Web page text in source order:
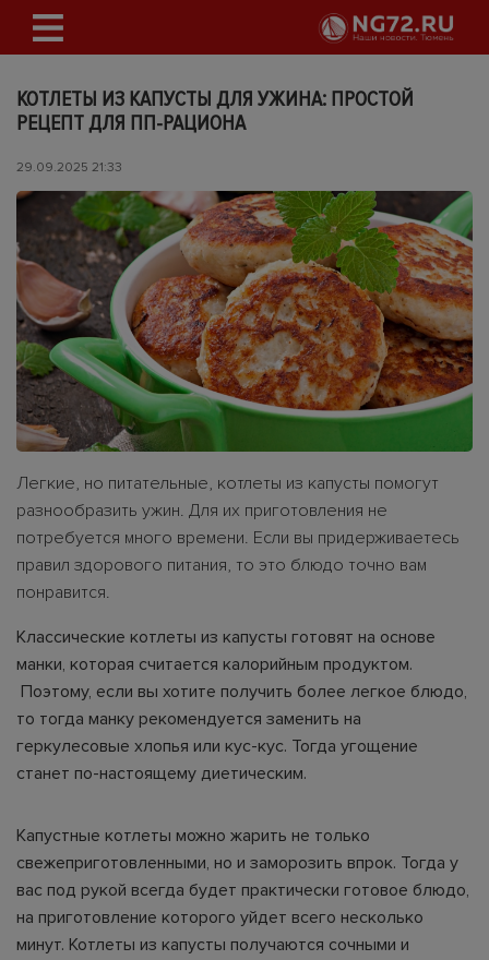
КОТЛЕТЫ ИЗ КАПУСТЫ ДЛЯ УЖИНА: ПРОСТОЙ
РЕЦЕПТ ДЛЯ ПП-РАЦИОНА
29.09.2025 21:33
Легкие, но питательные, котлеты из капусты помогут
разнообразить ужин. Для их приготовления не
потребуется много времени. Если вы придерживаетесь
правил здорового питания, то это блюдо точно вам
понравится.
Классические котлеты из капусты готовят на основе
манки, которая считается калорийным продуктом.
Поэтому, если вы хотите получить более легкое блюдо,
то тогда манку рекомендуется заменить на
геркулесовые хлопья или кус-кус. Тогда угощение
станет по-настоящему диетическим.
Капустные котлеты можно жарить не только
свежеприготовленными, но и заморозить впрок. Тогда у
вас под рукой всегда будет практически готовое блюдо,
на приготовление которого уйдет всего несколько
минут. Котлеты из капусты получаются сочными и